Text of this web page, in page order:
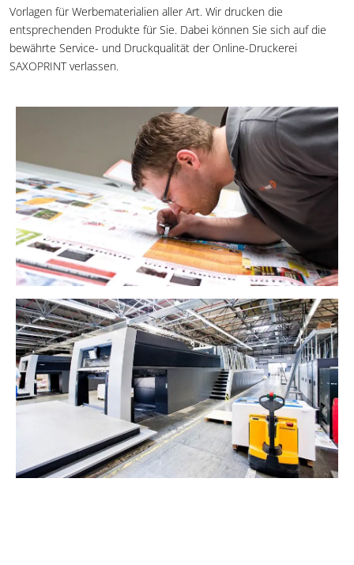
Vorlagen für Werbematerialien aller Art. Wir drucken die
entsprechenden Produkte für Sie. Dabei können Sie sich auf die
bewährte Service- und Druckqualität der Online-Druckerei
SAXOPRINT verlassen.